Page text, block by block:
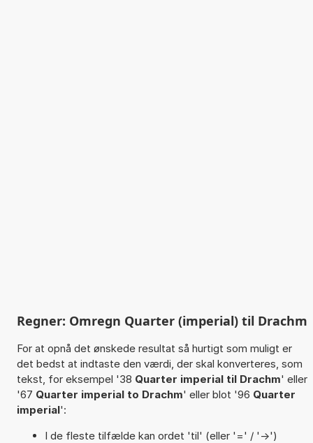
Regner: Omregn Quarter (imperial) til Drachm
For at opnå det ønskede resultat så hurtigt som muligt er
det bedst at indtaste den værdi, der skal konverteres, som
tekst, for eksempel '38 Quarter imperial til Drachm' eller
'67 Quarter imperial to Drachm' eller blot '96 Quarter
imperial':
I de fleste tilfælde kan ordet 'til' (eller '=' / '->')